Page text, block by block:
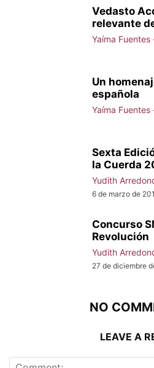
Vedasto
relevante
Yaíma Fuentes
Un
española
Yaíma Fuentes
Sexta
la Cuerda
Yudith
6 de marzo de
Concurso
Revolución
Yudith
27 de diciembre
NO
LEAVE A